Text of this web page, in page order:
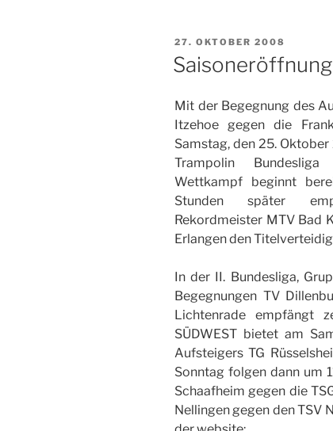
VERÖFFENTLICHT
27. OKTOBER 2008
Saisoneröffnung
Mit der Begegnung des
Itzehoe gegen die
Samstag, den 25.
Trampolin
Wettkampf beginnt
Stunden später
Rekordmeister MTV Bad
Erlangen den
In der II. Bundesliga,
Begegnungen TV
Lichtenrade empfängt
SÜDWEST bietet am
Aufsteigers TG
Sonntag folgen dann um
Schaafheim gegen die
Nellingen gegen den TSV